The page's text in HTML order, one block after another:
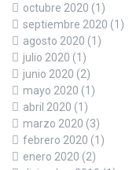
octubre 2020 (1)
septiembre 2020 (1)
agosto 2020 (1)
julio 2020 (1)
junio 2020 (2)
mayo 2020 (1)
abril 2020 (1)
marzo 2020 (3)
febrero 2020 (1)
enero 2020 (2)